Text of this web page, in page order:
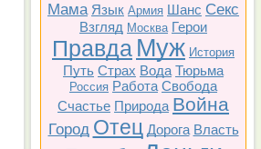
Мама Язык Армия Шанс Секс
Взгляд Москва Герои
Правда Муж История
Путь Страх Вода Тюрьма
Россия Работа Свобода
Счастье Природа Война
Город Отец Дорога Власть